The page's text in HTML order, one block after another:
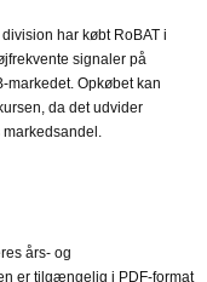
har købt RoBAT i
signaler på
markedet. Opkøbet kan
da det udvider
års- og
er tilgængelig i PDF-format